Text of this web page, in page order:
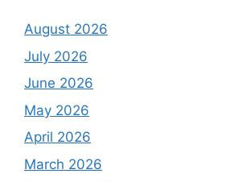
August 2026
July 2026
June 2026
May 2026
April 2026
March 2026